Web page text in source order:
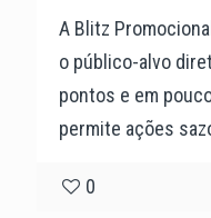
A Blitz
o público-alvo
pontos e em
permite ações
0